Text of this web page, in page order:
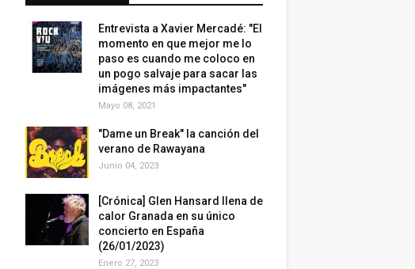
Entrevista a Xavier Mercadé: "El
momento en que mejor me lo
paso es cuando me coloco en
un pogo salvaje para sacar las
imágenes más impactantes"
Mayo 08, 2021
"Dame un Break" la canción del
verano de Rawayana
Junio 04, 2023
[Crónica] Glen Hansard llena de
calor Granada en su único
concierto en España
(26/01/2023)
Enero 27, 2023